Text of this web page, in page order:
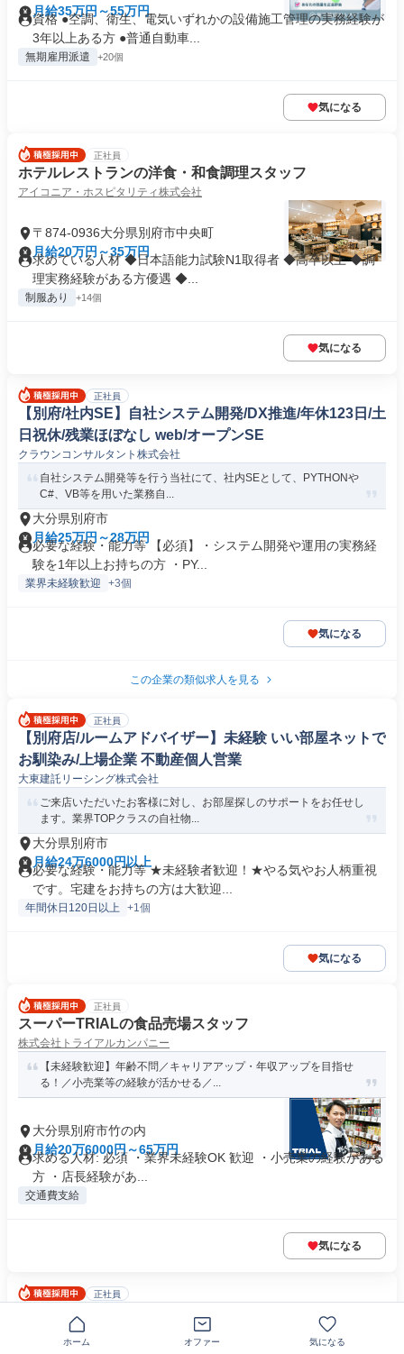
月給35万円～55万円
資格 ●空調、衛生、電気いずれかの設備施工管理の実務経験が
3年以上ある方 ●普通自動車...
無期雇用派遣 +20個
気になる
正社員
ホテルレストランの洋食・和食調理スタッフ
アイコニア・ホスピタリティ株式会社
〒874-0936大分県別府市中央町
月給20万円～35万円
求めている人材 ◆日本語能力試験N1取得者 ◆高卒以上 ◆調
理実務経験がある方優遇 ◆...
制服あり +14個
気になる
正社員
【別府/社内SE】自社システム開発/DX推進/年休123日/土
日祝休/残業ほぼなし web/オープンSE
クラウンコンサルタント株式会社
自社システム開発等を行う当社にて、社内SEとして、PYTHONや
C#、VB等を用いた業務自...
大分県別府市
月給25万円～28万円
必要な経験・能力等 【必須】・システム開発や運用の実務経
験を1年以上お持ちの方 ・PY...
業界未経験歓迎 +3個
気になる
この企業の類似求人を見る
正社員
【別府店/ルームアドバイザー】未経験 いい部屋ネットで
お馴染み/上場企業 不動産個人営業
大東建託リーシング株式会社
ご来店いただいたお客様に対し、お部屋探しのサポートをお任せし
ます。業界TOPクラスの自社物...
大分県別府市
月給24万6000円以上
必要な経験・能力等 ★未経験者歓迎！★やる気やお人柄重視
です。宅建をお持ちの方は大歓迎...
年間休日120日以上 +1個
気になる
正社員
スーパーTRIALの食品売場スタッフ
株式会社トライアルカンパニー
【未経験歓迎】年齢不問／キャリアアップ・年収アップを目指せ
る！／小売業等の経験が活かせる／...
大分県別府市竹の内
月給20万6000円～65万円
求める人材: 必須 ・業界未経験OK 歓迎 ・小売業の経験がある
方 ・店長経験があ...
交通費支給
気になる
正社員
場/急成長中 web/オープンSE
ホーム オファー 気になる